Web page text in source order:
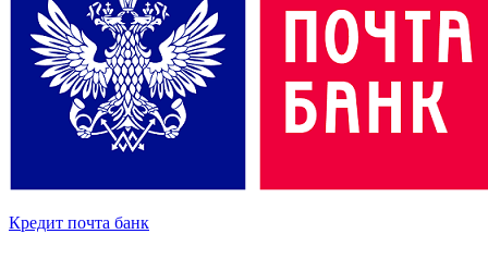
Кредит почта банк